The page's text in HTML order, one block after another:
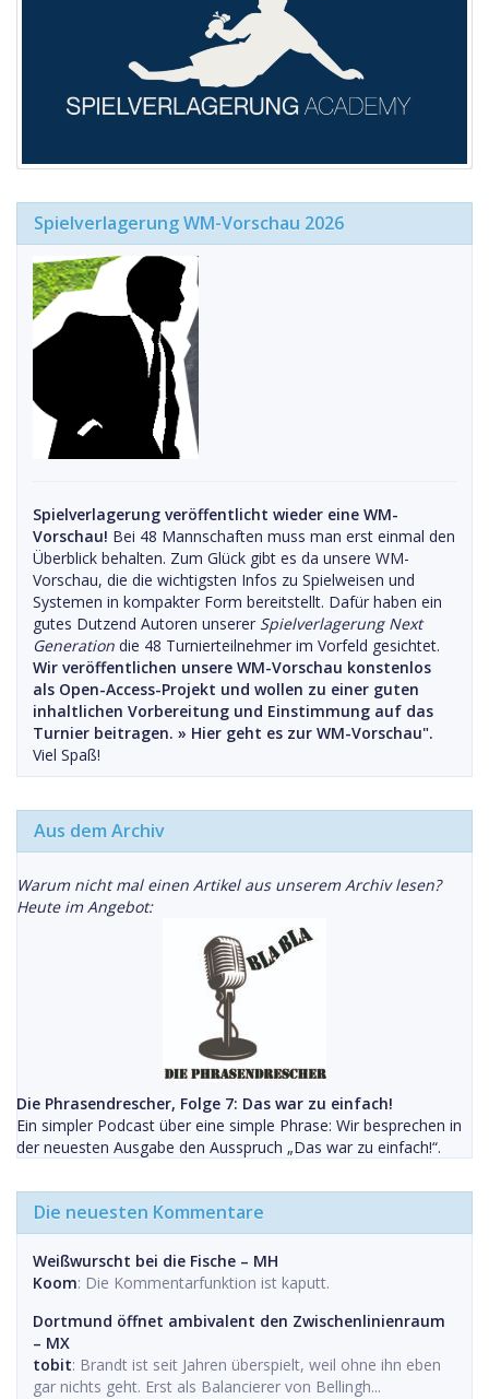
Spielverlagerung WM-Vorschau 2026
Spielverlagerung veröffentlicht wieder eine WM-
Vorschau! Bei 48 Mannschaften muss man erst einmal den
Überblick behalten. Zum Glück gibt es da unsere WM-
Vorschau, die die wichtigsten Infos zu Spielweisen und
Systemen in kompakter Form bereitstellt. Dafür haben ein
gutes Dutzend Autoren unserer Spielverlagerung Next
Generation die 48 Turnierteilnehmer im Vorfeld gesichtet.
Wir veröffentlichen unsere WM-Vorschau konstenlos
als Open-Access-Projekt und wollen zu einer guten
inhaltlichen Vorbereitung und Einstimmung auf das
Turnier beitragen. » Hier geht es zur WM-Vorschau".
Viel Spaß!
Aus dem Archiv
Warum nicht mal einen Artikel aus unserem Archiv lesen?
Heute im Angebot:
Die Phrasendrescher, Folge 7: Das war zu einfach!
Ein simpler Podcast über eine simple Phrase: Wir besprechen in
der neuesten Ausgabe den Ausspruch „Das war zu einfach!“.
Die neuesten Kommentare
Weißwurscht bei die Fische – MH
Koom: Die Kommentarfunktion ist kaputt.
Dortmund öffnet ambivalent den Zwischenlinienraum
– MX
tobit: Brandt ist seit Jahren überspielt, weil ohne ihn eben
gar nichts geht. Erst als Balancierer von Bellingh...